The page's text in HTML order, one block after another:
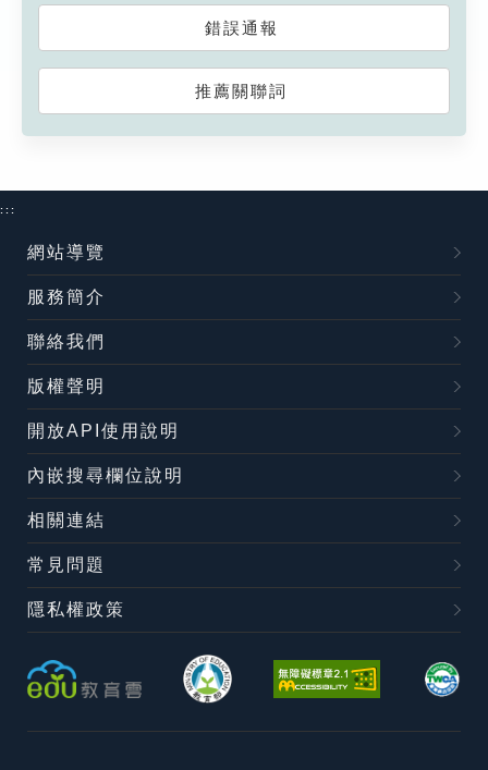
錯誤通報
推薦關聯詞
:::
網站導覽
服務簡介
聯絡我們
版權聲明
開放API使用說明
內嵌搜尋欄位說明
相關連結
常見問題
隱私權政策